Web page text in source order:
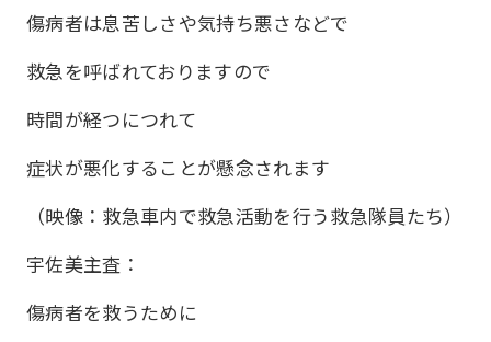
傷病者は息苦しさや気持ち悪さなどで
救急を呼ばれておりますので
時間が経つにつれて
症状が悪化することが懸念されます
（映像：救急車内で救急活動を行う救急隊員たち）
宇佐美主査：
傷病者を救うために